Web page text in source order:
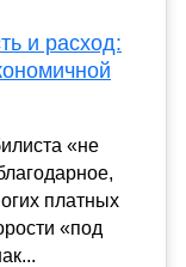
и расход:
«не
платных
«под